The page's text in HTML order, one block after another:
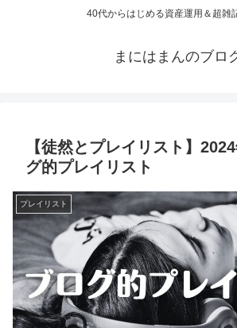
40代からはじめる資産運用＆超雑
まにはまんのブロ
【徒然とプレイリスト】
グ的プレイリスト
プレイリスト